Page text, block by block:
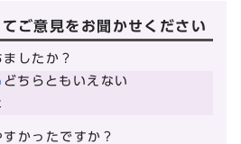
ご意見をお聞かせください
したか？
どちらともいえない
かったですか？